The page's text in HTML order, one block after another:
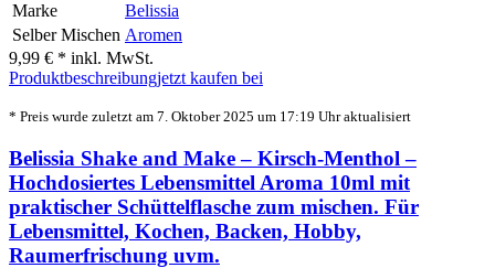
Marke
Belissia
Selber Mischen Aromen
9,99 € * inkl. MwSt.
Produktbeschreibungjetzt kaufen bei
* Preis wurde zuletzt am 7. Oktober 2025 um 17:19 Uhr aktualisiert
Belissia Shake and Make – Kirsch-Menthol –
Hochdosiertes Lebensmittel Aroma 10ml mit
praktischer Schüttelflasche zum mischen. Für
Lebensmittel, Kochen, Backen, Hobby,
Raumerfrischung uvm.